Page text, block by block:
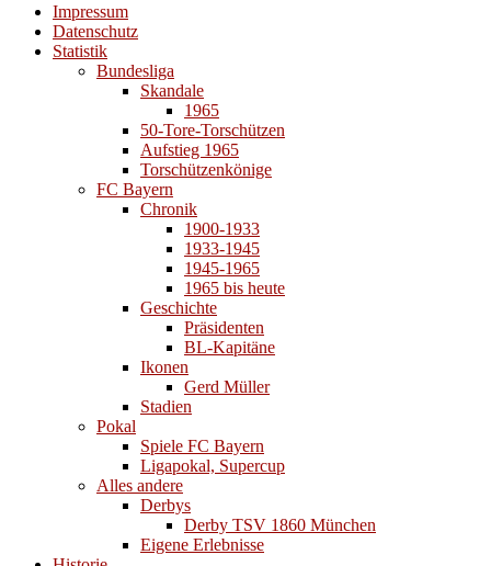
Impressum
Datenschutz
Statistik
Bundesliga
Skandale
1965
50-Tore-Torschützen
Aufstieg 1965
Torschützenkönige
FC Bayern
Chronik
1900-1933
1933-1945
1945-1965
1965 bis heute
Geschichte
Präsidenten
BL-Kapitäne
Ikonen
Gerd Müller
Stadien
Pokal
Spiele FC Bayern
Ligapokal, Supercup
Alles andere
Derbys
Derby TSV 1860 München
Eigene Erlebnisse